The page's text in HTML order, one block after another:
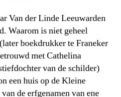
Van der Linde Leeuwarden
Waarom is niet geheel
boekdrukker te Franeker
met Cathelina
van de schilder)
een huis op de Kleine
de erfgenamen van ene